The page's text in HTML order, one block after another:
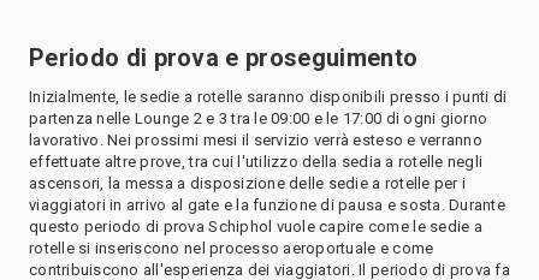
Periodo di prova e proseguimento
Inizialmente, le sedie a rotelle saranno disponibili presso i punti di
partenza nelle Lounge 2 e 3 tra le 09:00 e le 17:00 di ogni giorno
lavorativo. Nei prossimi mesi il servizio verrà esteso e verranno
effettuate altre prove, tra cui l'utilizzo della sedia a rotelle negli
ascensori, la messa a disposizione delle sedie a rotelle per i
viaggiatori in arrivo al gate e la funzione di pausa e sosta. Durante
questo periodo di prova Schiphol vuole capire come le sedie a
rotelle si inseriscono nel processo aeroportuale e come
contribuiscono all'esperienza dei viaggiatori. Il periodo di prova fa